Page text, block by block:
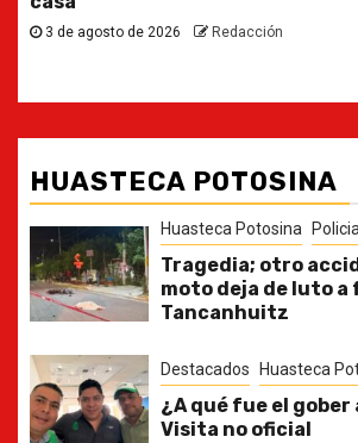
30 de julio de 2026
HUASTECA POTOSINA
Huasteca Potosina
Tragedia; otro
moto deja de luto a
Tancanhuitz
Destacados Huasteca
¿A qué fue el gober
Visita no oficial